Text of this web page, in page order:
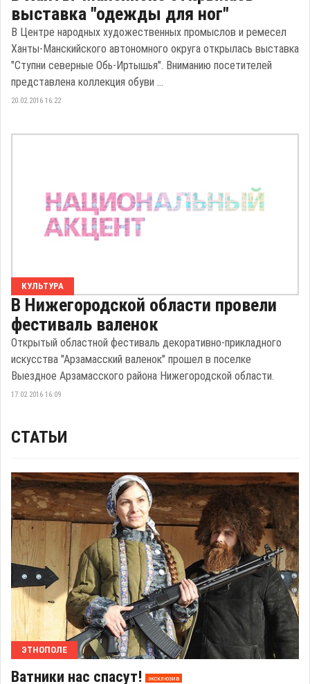
выставка "одежды для ног"
В Центре народных художественных промыслов и ремесел
Ханты-Манскийского автономного округа открылась выставка
"Ступни северные Обь-Иртышья". Вниманию посетителей
представлена коллекция обуви ...
20.02.2016 16:22
КУЛЬТУРА
В Нижегородской области провели
фестиваль валенок
Открытый областной фестиваль декоративно-прикладного
искусства "Арзамасский валенок" прошел в поселке
Выездное Арзамасского района Нижегородской области.
17.02.2016 16:09
СТАТЬИ
ЭТНОПОЛЕ
Ватники нас спасут! эксклюзив